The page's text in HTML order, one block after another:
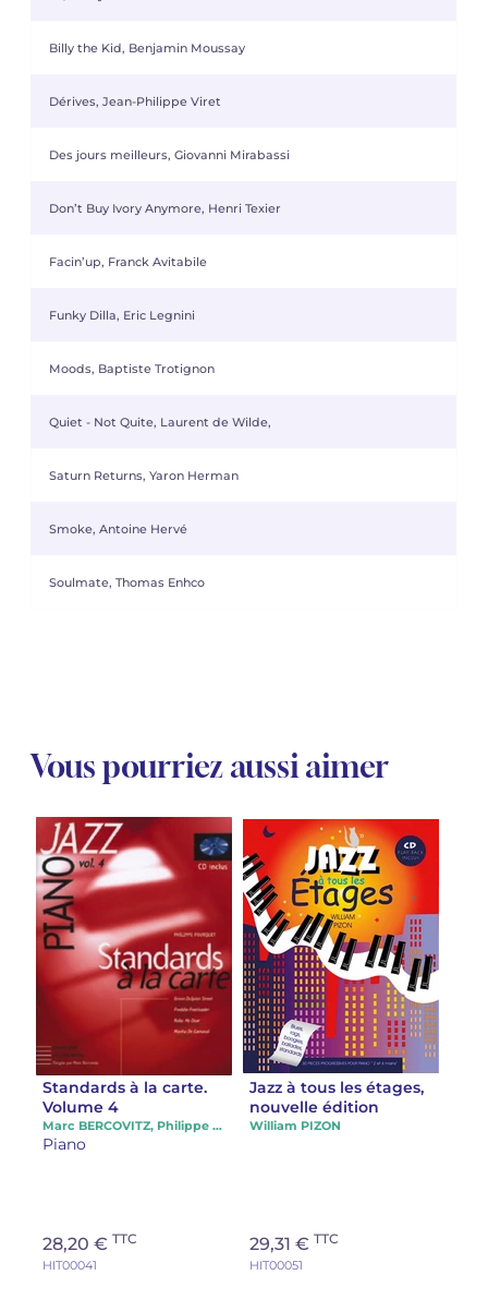
Billy the Kid, Benjamin Moussay
Dérives, Jean-Philippe Viret
Des jours meilleurs, Giovanni Mirabassi
Don’t Buy Ivory Anymore, Henri Texier
Facin’up, Franck Avitabile
Funky Dilla, Eric Legnini
Moods, Baptiste Trotignon
Quiet - Not Quite, Laurent de Wilde,
Saturn Returns, Yaron Herman
Smoke, Antoine Hervé
Soulmate, Thomas Enhco
Vous pourriez aussi aimer
Standards à la carte.
Volume 4
Marc BERCOVITZ, Philippe FOURQUET
Piano
28,20 € TTC
HIT00041
Jazz à tous les étages,
nouvelle édition
William PIZON
29,31 € TTC
HIT00051